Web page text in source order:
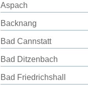
Aspach
Backnang
Bad Cannstatt
Bad Ditzenbach
Bad Friedrichshall